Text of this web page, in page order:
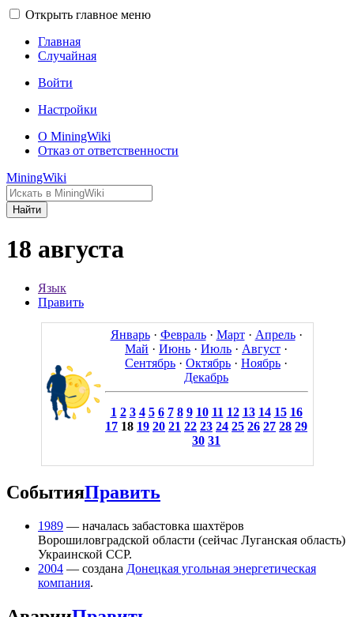
Открыть главное меню
Главная
Случайная
Войти
Настройки
О MiningWiki
Отказ от ответственности
MiningWiki
Найти
18 августа
Язык
Править
Январь· Февраль· Март· Апрель·
Май · Июнь · Июль · Август ·
Сентябрь · Октябрь · Ноябрь ·
Декабрь
1 2 3 4 5 6 7 8 9 10 11 12 13 14 15 16
17 18 19 20 21 22 23 24 25 26 27 28 29
30 31
СобытияПравить
1989 — началась забастовка шахтёров
Ворошиловградской области (сейчас Луганская область)
Украинской ССР.
2004 — создана Донецкая угольная энергетическая
компания.